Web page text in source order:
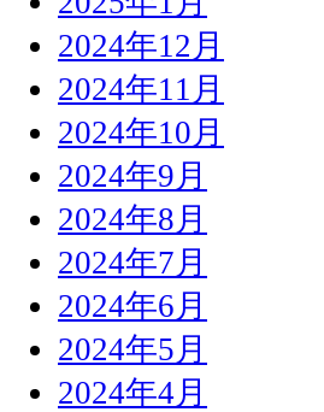
2024年12月
2024年11月
2024年10月
2024年9月
2024年8月
2024年7月
2024年6月
2024年5月
2024年4月